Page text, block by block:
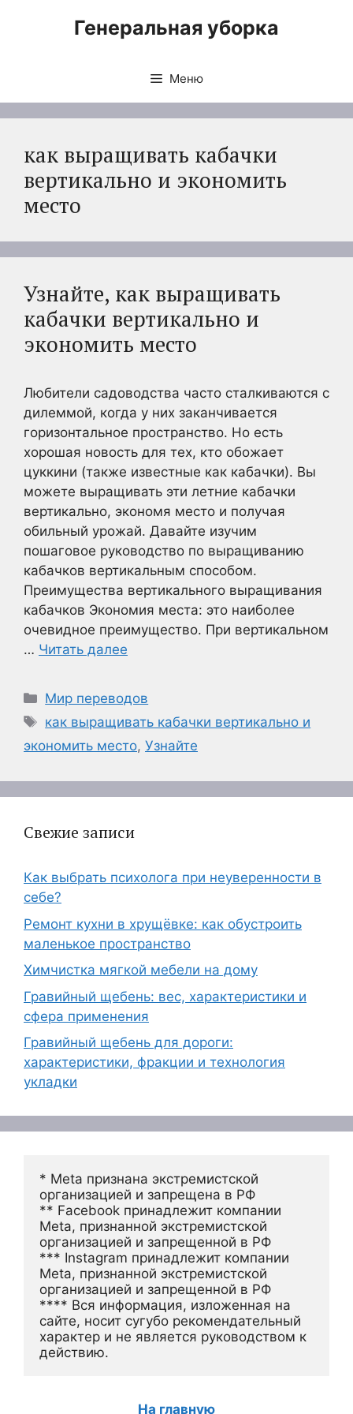
Генеральная уборка
Меню
как выращивать кабачки
вертикально и экономить
место
Узнайте, как выращивать
кабачки вертикально и
экономить место
Любители садоводства часто сталкиваются с
дилеммой, когда у них заканчивается
горизонтальное пространство. Но есть
хорошая новость для тех, кто обожает
цуккини (также известные как кабачки). Вы
можете выращивать эти летние кабачки
вертикально, экономя место и получая
обильный урожай. Давайте изучим
пошаговое руководство по выращиванию
кабачков вертикальным способом.
Преимущества вертикального выращивания
кабачков Экономия места: это наиболее
очевидное преимущество. При вертикальном
… Читать далее
Рубрики
Мир переводов
Метки
как выращивать кабачки вертикально и
экономить место, Узнайте
Свежие записи
Как выбрать психолога при неуверенности в
себе?
Ремонт кухни в хрущёвке: как обустроить
маленькое пространство
Химчистка мягкой мебели на дому
Гравийный щебень: вес, характеристики и
сфера применения
Гравийный щебень для дороги:
характеристики, фракции и технология
укладки
* Meta признана экстремистской
организацией и запрещена в РФ
** Facebook принадлежит компании
Meta, признанной экстремистской
организацией и запрещенной в РФ
*** Instagram принадлежит компании
Meta, признанной экстремистской
организацией и запрещенной в РФ
**** Вся информация, изложенная на
сайте, носит сугубо рекомендательный
характер и не является руководством к
действию.
На главную